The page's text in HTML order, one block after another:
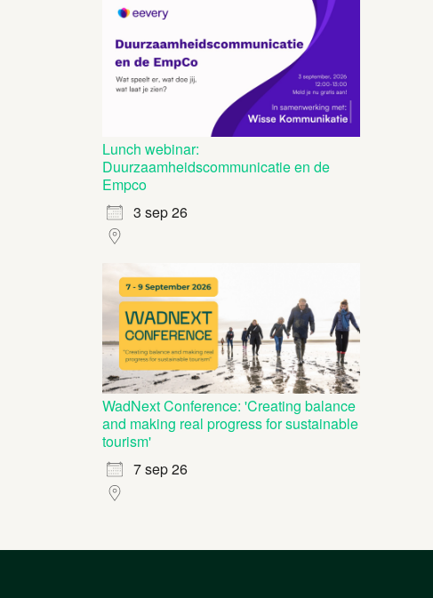
Lunch webinar:
Duurzaamheidscommunicatie en de
Empco
3 sep 26
WadNext Conference: 'Creating balance
and making real progress for sustainable
tourism'
7 sep 26